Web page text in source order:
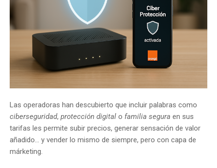
Las operadoras han descubierto que incluir palabras como
ciberseguridad, protección digital o familia segura en sus
tarifas les permite subir precios, generar sensación de valor
añadido… y vender lo mismo de siempre, pero con capa de
márketing.